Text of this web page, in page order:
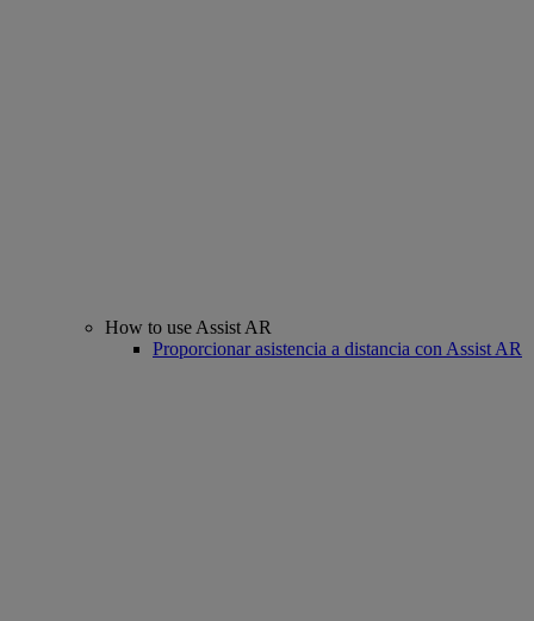
How to use Assist AR
Proporcionar asistencia a distancia con Assist AR